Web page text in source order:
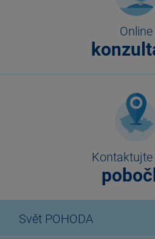
Online
Kontaktujte
Svět POHODA